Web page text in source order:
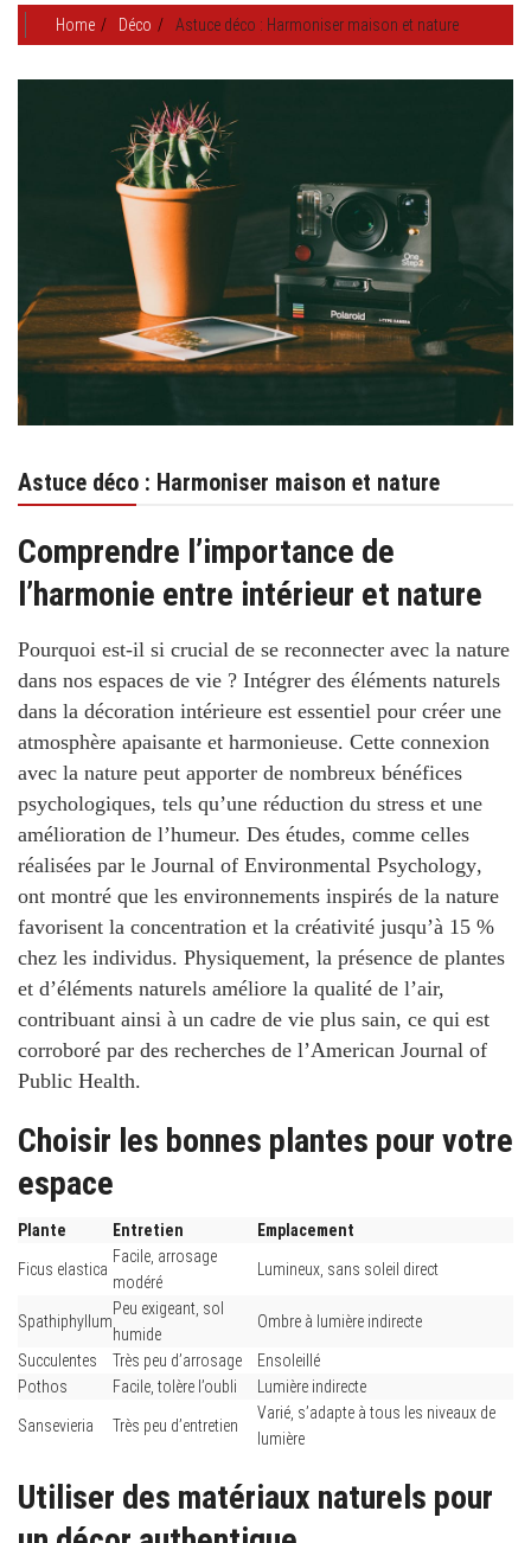
Home Déco Astuce déco : Harmoniser maison et nature
Astuce déco : Harmoniser maison et nature
Comprendre l’importance de
l’harmonie entre intérieur et nature
Pourquoi est-il si crucial de se reconnecter avec la nature
dans nos espaces de vie ? Intégrer des éléments naturels
dans la décoration intérieure est essentiel pour créer une
atmosphère apaisante et harmonieuse. Cette connexion
avec la nature peut apporter de nombreux bénéfices
psychologiques, tels qu’une réduction du stress et une
amélioration de l’humeur. Des études, comme celles
réalisées par le Journal of Environmental Psychology,
ont montré que les environnements inspirés de la nature
favorisent la concentration et la créativité jusqu’à 15 %
chez les individus. Physiquement, la présence de plantes
et d’éléments naturels améliore la qualité de l’air,
contribuant ainsi à un cadre de vie plus sain, ce qui est
corroboré par des recherches de l’American Journal of
Public Health.
Choisir les bonnes plantes pour votre
espace
Plante Entretien Emplacement
Ficus elastica
Facile, arrosage
modéré
Lumineux, sans soleil direct
Spathiphyllum
Peu exigeant, sol
humide
Ombre à lumière indirecte
Succulentes Très peu d’arrosage
Ensoleillé
Pothos
Facile, tolère l’oubli Lumière indirecte
Sansevieria Très peu d’entretien
Varié, s’adapte à tous les niveaux de
lumière
Utiliser des matériaux naturels pour